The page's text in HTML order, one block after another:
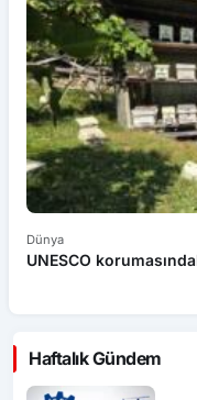
Dünya
UNESCO
Haftalık Gündem